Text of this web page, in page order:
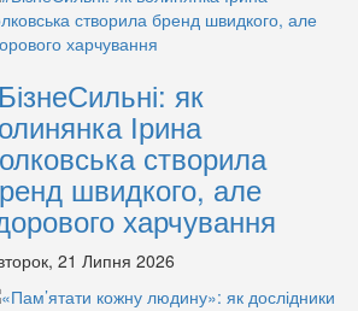
як
Ірина
створила
швидкого, але
харчування
21 Липня 2026